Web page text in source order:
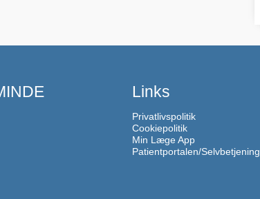
Links
Privatlivspolitik
Cookiepolitik
Min Læge App
Patientportalen/Selvbetjening